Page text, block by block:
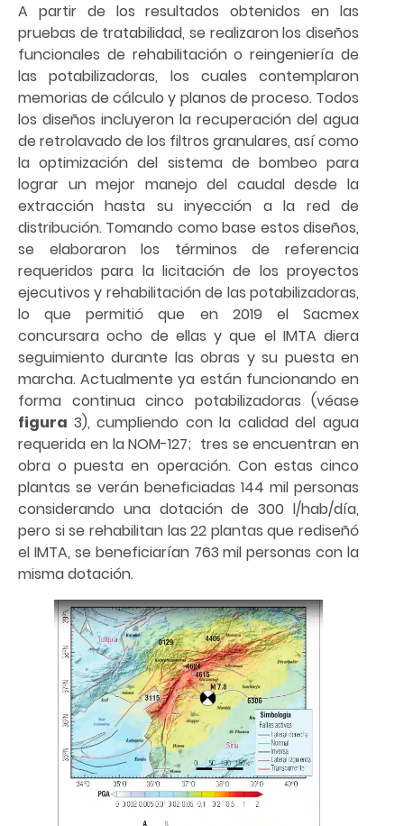
A partir de los resultados obtenidos en las
pruebas de tratabilidad, se realizaron los diseños
funcionales de rehabilitación o reingeniería de
las potabilizadoras, los cuales contemplaron
memorias de cálculo y planos de proceso. Todos
los diseños incluyeron la recuperación del agua
de retrolavado de los filtros granulares, así como
la optimización del sistema de bombeo para
lograr un mejor manejo del caudal desde la
extracción hasta su inyección a la red de
distribución. Tomando como base estos diseños,
se elaboraron los términos de referencia
requeridos para la licitación de los proyectos
ejecutivos y rehabilitación de las potabilizadoras,
lo que permitió que en 2019 el Sacmex
concursara ocho de ellas y que el IMTA diera
seguimiento durante las obras y su puesta en
marcha. Actualmente ya están funcionando en
forma continua cinco potabilizadoras (véase
figura 3), cumpliendo con la calidad del agua
requerida en la NOM-127; tres se encuentran en
obra o puesta en operación. Con estas cinco
plantas se verán beneficiadas 144 mil personas
considerando una dotación de 300 l/hab/día,
pero si se rehabilitan las 22 plantas que rediseñó
el IMTA, se beneficiarían 763 mil personas con la
misma dotación.